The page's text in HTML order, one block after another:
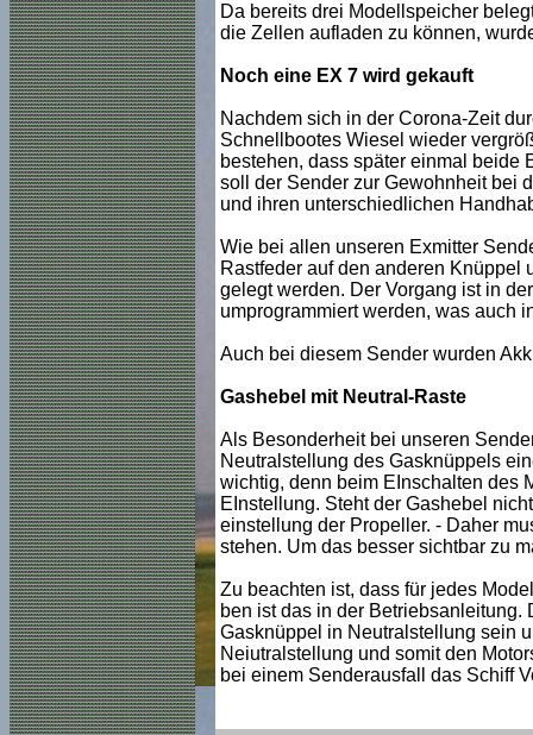
Da bereits drei Modellspeicher
die Zellen aufladen zu können,
Noch eine EX 7 wird gekauft
Nachdem sich in der Corona-Zeit
Schnellbootes Wiesel wieder
bestehen, dass später einmal beide
soll der Sender zur Gewohnheit bei
und ihren unterschiedlichen
Wie bei allen unseren Exmitter
Rastfeder auf den anderen Knüppel
gelegt werden. Der Vorgang ist in
umprogrammiert werden, was auch
Auch bei diesem Sender wurden
Gashebel mit Neutral-Raste
Als Besonderheit bei unseren
Neutralstellung des Gasknüppels
wichtig, denn beim EInschalten des
EInstellung. Steht der Gashebel
einstellung der Propeller. - Daher
stehen. Um das besser sichtbar zu
Zu beachten ist, dass für jedes
ben ist das in der
Gasknüppel in Neutralstellung sein
Neiutralstellung und somit den
bei einem Senderausfall das Schiff